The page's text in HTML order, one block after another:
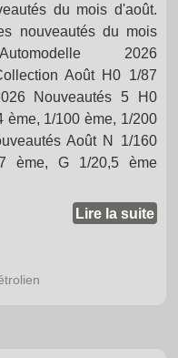
du mois d'août.
nouveautés du mois
2026
Août H0 1/87
Nouveautés 5 H0
ème, 1/100 ème, 1/200
Août N 1/160
ème, G 1/20,5 ème
Lire la suite